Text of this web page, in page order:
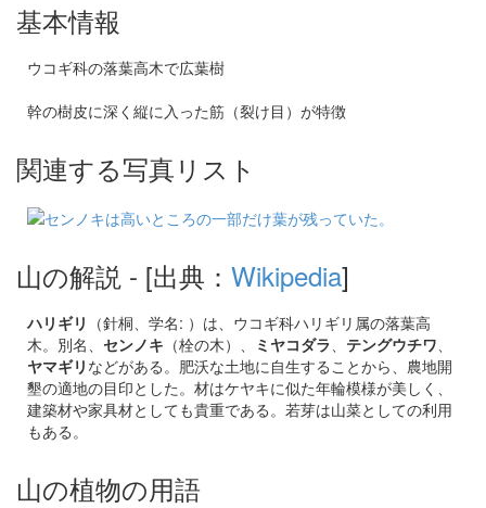
基本情報
ウコギ科の落葉高木で広葉樹
幹の樹皮に深く縦に入った筋（裂け目）が特徴
関連する写真リスト
山の解説 - [出典： Wikipedia]
ハリギリ （針桐、学名: ）は、ウコギ科ハリギリ属の落葉高
木。別名、 センノキ （栓の木）、 ミヤコダラ テングウチワ
ヤマギリ などがある。肥沃な土地に自生することから、農地開
墾の適地の目印とした。材はケヤキに似た年輪模様が美しく、
建築材や家具材としても貴重である。若芽は山菜としての利用
もある。
山の植物の用語